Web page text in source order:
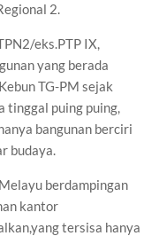
2.
eks.PTP IX,
yang berada
TG-PM sejak
tinggal puing puing,
bangunan berciri
budaya.
berdampingan
kantor
tersisa hanya